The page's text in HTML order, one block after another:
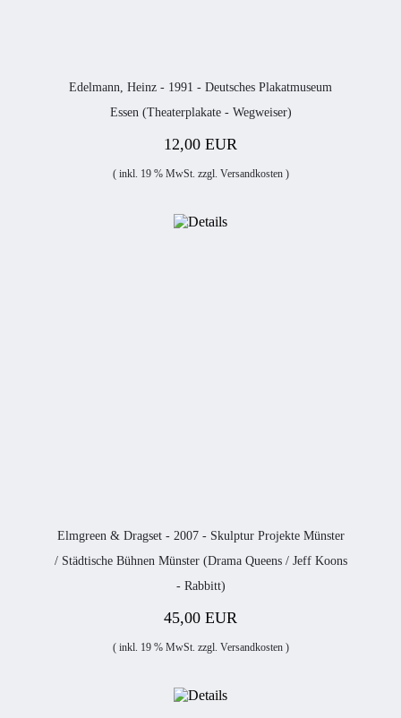
Edelmann, Heinz - 1991 - Deutsches Plakatmuseum
Essen (Theaterplakate - Wegweiser)
12,00 EUR
( inkl. 19 % MwSt. zzgl. Versandkosten)
Elmgreen & Dragset - 2007 - Skulptur Projekte Münster
/ Städtische Bühnen Münster (Drama Queens / Jeff Koons
- Rabbitt)
45,00 EUR
( inkl. 19 % MwSt. zzgl. Versandkosten)